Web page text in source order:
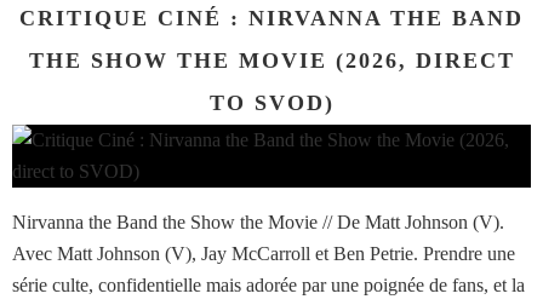
CRITIQUE CINÉ : NIRVANNA THE BAND
THE SHOW THE MOVIE (2026, DIRECT
TO SVOD)
Nirvanna the Band the Show the Movie // De Matt Johnson (V).
Avec Matt Johnson (V), Jay McCarroll et Ben Petrie. Prendre une
série culte, confidentielle mais adorée par une poignée de fans, et la